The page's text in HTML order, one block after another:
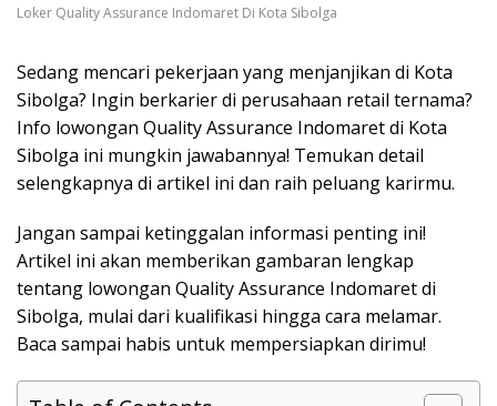
Loker Quality Assurance Indomaret Di Kota Sibolga
Sedang mencari pekerjaan yang menjanjikan di Kota
Sibolga? Ingin berkarier di perusahaan retail ternama?
Info lowongan Quality Assurance Indomaret di Kota
Sibolga ini mungkin jawabannya! Temukan detail
selengkapnya di artikel ini dan raih peluang karirmu.
Jangan sampai ketinggalan informasi penting ini!
Artikel ini akan memberikan gambaran lengkap
tentang lowongan Quality Assurance Indomaret di
Sibolga, mulai dari kualifikasi hingga cara melamar.
Baca sampai habis untuk mempersiapkan dirimu!